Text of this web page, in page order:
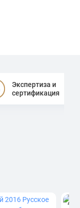
Экспертиза и
сертификация
4.0